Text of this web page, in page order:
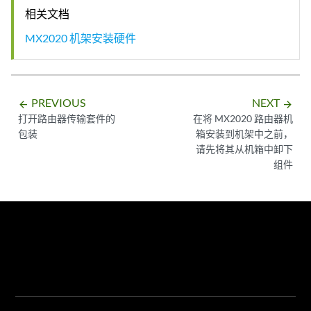
相关文档
MX2020 机架安装硬件
arrow_backward PREVIOUS
打开路由器传输套件的
包装
NEXT arrow_forward
在将 MX2020 路由器机
箱安装到机架中之前，
请先将其从机箱中卸下
组件